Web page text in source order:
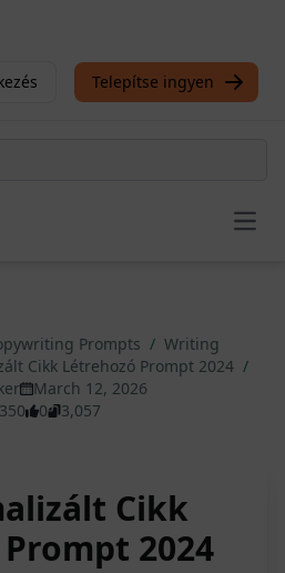
Telepítse ingyen
Prompts / Writing
Cikk Létrehozó Prompt 2024 /
March 12, 2026
0 3,057
Cikk
2024